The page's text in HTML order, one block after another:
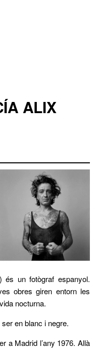
ALIX
és un fotògraf espanyol.
obres giren entorn les
nocturna.
en blanc i negre.
a Madrid l’any 1976. Allà